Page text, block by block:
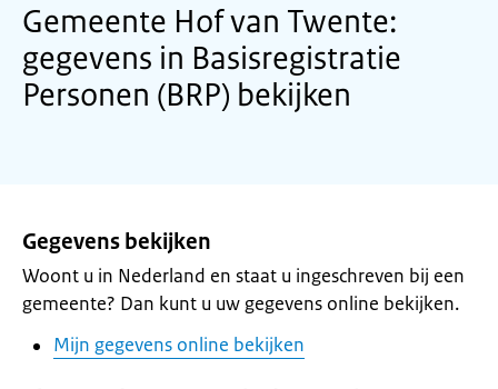
Gemeente Hof van Twente:
gegevens in Basisregistratie
Personen (BRP) bekijken
Gegevens bekijken
Woont u in Nederland en staat u ingeschreven bij een
gemeente? Dan kunt u uw gegevens online bekijken.
Mijn gegevens online bekijken